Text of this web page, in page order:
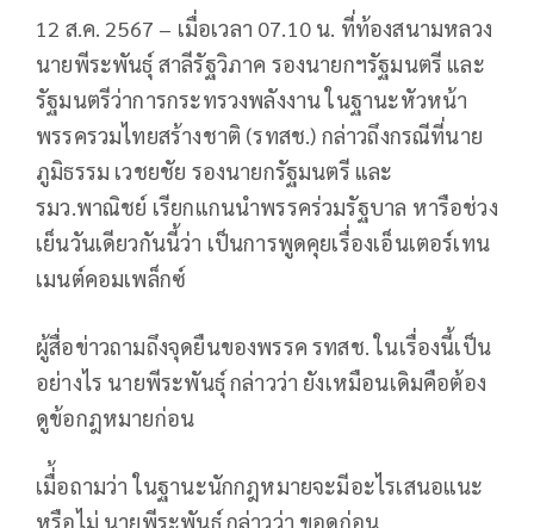
12 ส.ค. 2567 – เมื่อเวลา 07.10 น. ที่ท้องสนามหลวง
นายพีระพันธุ์ สาลีรัฐวิภาค รองนายกฯรัฐมนตรี และ
รัฐมนตรีว่าการกระทรวงพลังงาน ในฐานะหัวหน้า
พรรครวมไทยสร้างชาติ (รทสช.) กล่าวถึงกรณีที่นาย
ภูมิธรรม เวชยชัย รองนายกรัฐมนตรี และ
รมว.พาณิชย์ เรียกแกนนำพรรคร่วมรัฐบาล หารือช่วง
เย็นวันเดียวกันนี้ว่า เป็นการพูดคุยเรื่องเอ็นเตอร์เทน
เมนต์คอมเพล็กซ์
ผู้สื่อข่าวถามถึงจุดยืนของพรรค รทสช. ในเรื่องนี้เป็น
อย่างไร นายพีระพันธุ์ กล่าวว่า ยังเหมือนเดิมคือต้อง
ดูข้อกฎหมายก่อน
เมื่้อถามว่า ในฐานะนักกฎหมายจะมีอะไรเสนอแนะ
หรือไม่ นายพีระพันธุ์ กล่าวว่า ขอดูก่อน